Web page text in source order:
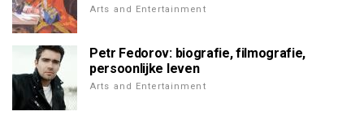
Arts and Entertainment
Petr Fedorov: biografie, filmografie,
persoonlijke leven
Arts and Entertainment